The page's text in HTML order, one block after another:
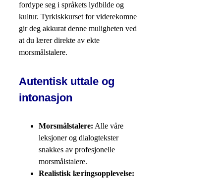
fordype seg i språkets lydbilde og
kultur. Tyrkiskkurset for viderekomne
gir deg akkurat denne muligheten ved
at du lærer direkte av ekte
morsmålstalere.
Autentisk uttale og
intonasjon
Morsmålstalere: Alle våre
leksjoner og dialogtekster
snakkes av profesjonelle
morsmålstalere.
Realistisk læringsopplevelse: